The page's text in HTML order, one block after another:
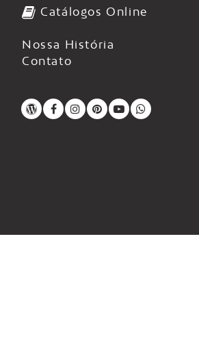
Catálogos Online
Nossa História
Contato